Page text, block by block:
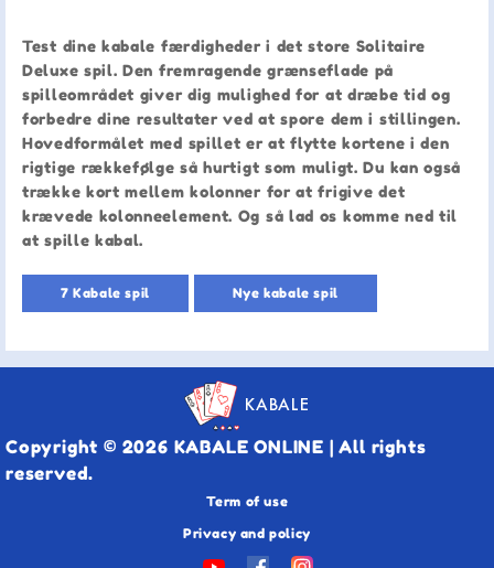
Test dine kabale færdigheder i det store Solitaire
Deluxe spil. Den fremragende grænseflade på
spilleområdet giver dig mulighed for at dræbe tid og
forbedre dine resultater ved at spore dem i stillingen.
Hovedformålet med spillet er at flytte kortene i den
rigtige rækkefølge så hurtigt som muligt. Du kan også
trække kort mellem kolonner for at frigive det
krævede kolonneelement. Og så lad os komme ned til
at spille kabal.
7 Kabale spil Nye kabale spil
KABALE
Copyright © 2026 KABALE ONLINE | All rights
reserved.
Term of use
Privacy and policy